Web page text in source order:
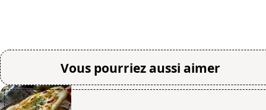
Vous pourriez aussi aimer